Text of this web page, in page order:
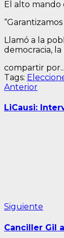
El alto mando
Llamó a la
democracia,
compartir por...
Tags:
de
Anterior
LiCausi:
Siguiente
Canciller Gil